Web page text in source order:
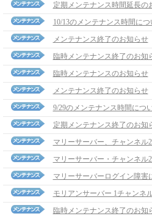
定期メンテナンス時間延長の
10/13のメンテナンス時間につ
メンテナンス終了のお知らせ
臨時メンテナンス終了のお知
臨時メンテナンスのお知らせ
メンテナンス終了のお知らせ
9/29のメンテナンス時間につ
定期メンテナンス終了のお知
マリーサーバー、チャンネル
マリーサーバー・チャンネル
マリーサーバーログイン障害
モリアンサーバー 1チャンネ
臨時メンテナンス終了のお知